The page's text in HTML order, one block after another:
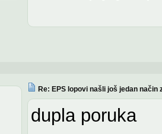
Re: EPS lopovi našli još jedan način
dupla poruka